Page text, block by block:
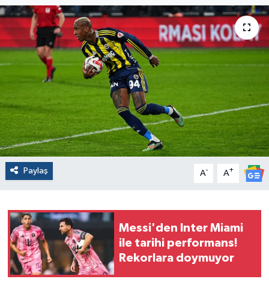
Paylaş A- A+
Messi'den Inter Miami
ile tarihi performans!
Rekorlara doymuyor